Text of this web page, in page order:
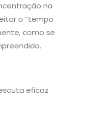
na
o “tempo
como se
eficaz